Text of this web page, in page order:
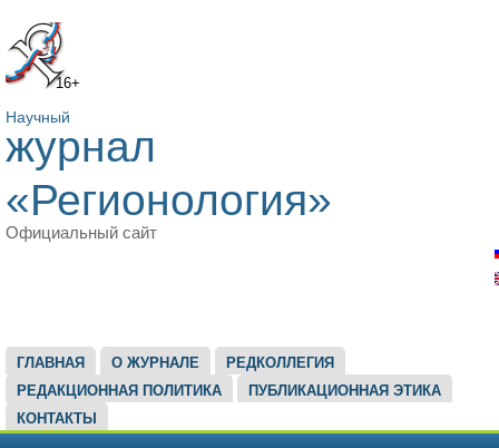
16+
Научный
журнал
«Регионология»
Официальный сайт
ГЛАВНОЕ МЕНЮ
ГЛАВНАЯ О ЖУРНАЛЕ
РЕДКОЛЛЕГИЯ
РЕДАКЦИОННАЯ ПОЛИТИКА
ПУБЛИКАЦИОННАЯ ЭТИКА
КОНТАКТЫ